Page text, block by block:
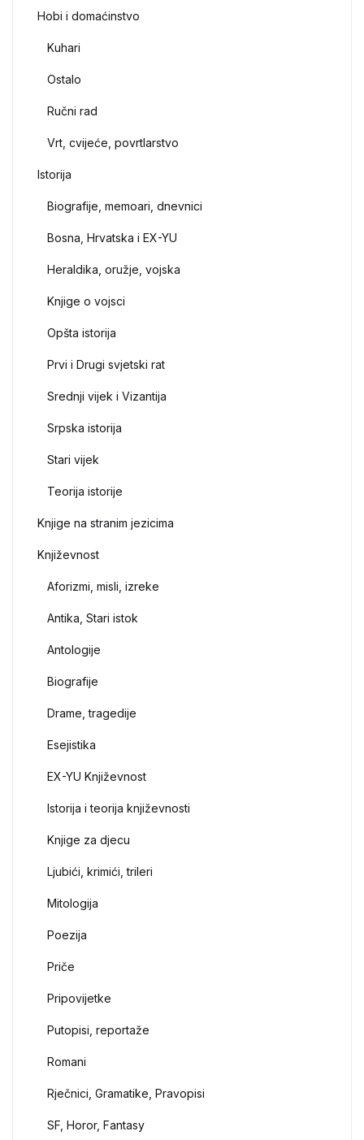
Hobi i domaćinstvo
Kuhari
Ostalo
Ručni rad
Vrt, cvijeće, povrtlarstvo
Istorija
Biografije, memoari, dnevnici
Bosna, Hrvatska i EX-YU
Heraldika, oružje, vojska
Knjige o vojsci
Opšta istorija
Prvi i Drugi svjetski rat
Srednji vijek i Vizantija
Srpska istorija
Stari vijek
Teorija istorije
Knjige na stranim jezicima
Književnost
Aforizmi, misli, izreke
Antika, Stari istok
Antologije
Biografije
Drame, tragedije
Esejistika
EX-YU Književnost
Istorija i teorija književnosti
Knjige za djecu
Ljubići, krimići, trileri
Mitologija
Poezija
Priče
Pripovijetke
Putopisi, reportaže
Romani
Rječnici, Gramatike, Pravopisi
SF, Horor, Fantasy